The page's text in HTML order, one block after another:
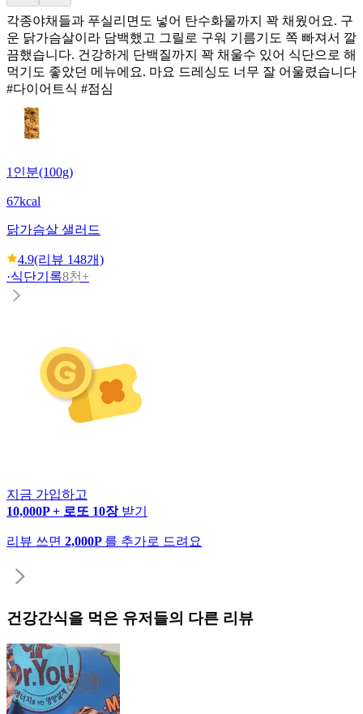
각종야채들과 푸실리면도 넣어 탄수화물까지 꽉 채웠어요. 구
운 닭가슴살이라 담백했고 그릴로 구워 기름기도 쪽 빠져서 깔
끔했습니다. 건강하게 단백질까지 꽉 채울수 있어 식단으로 해
먹기도 좋았던 메뉴에요. 마요 드레싱도 너무 잘 어울렸습니다
#다이어트식 #점심
1인분(100g)
67kcal
닭가슴살 샐러드
4.9(리뷰 148개)
·식단기록8천+
지금 가입하고
10,000P + 로또 10장 받기
리뷰 쓰면 2,000P 를 추가로 드려요
건강간식을 먹은 유저들의 다른 리뷰